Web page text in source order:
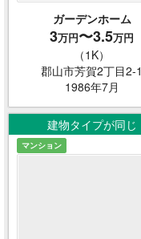
ガーデンホーム
3万円〜3.5万円
（1K）
郡山市芳賀2丁目2-1
1986年7月
建物タイプが同じ
マンション